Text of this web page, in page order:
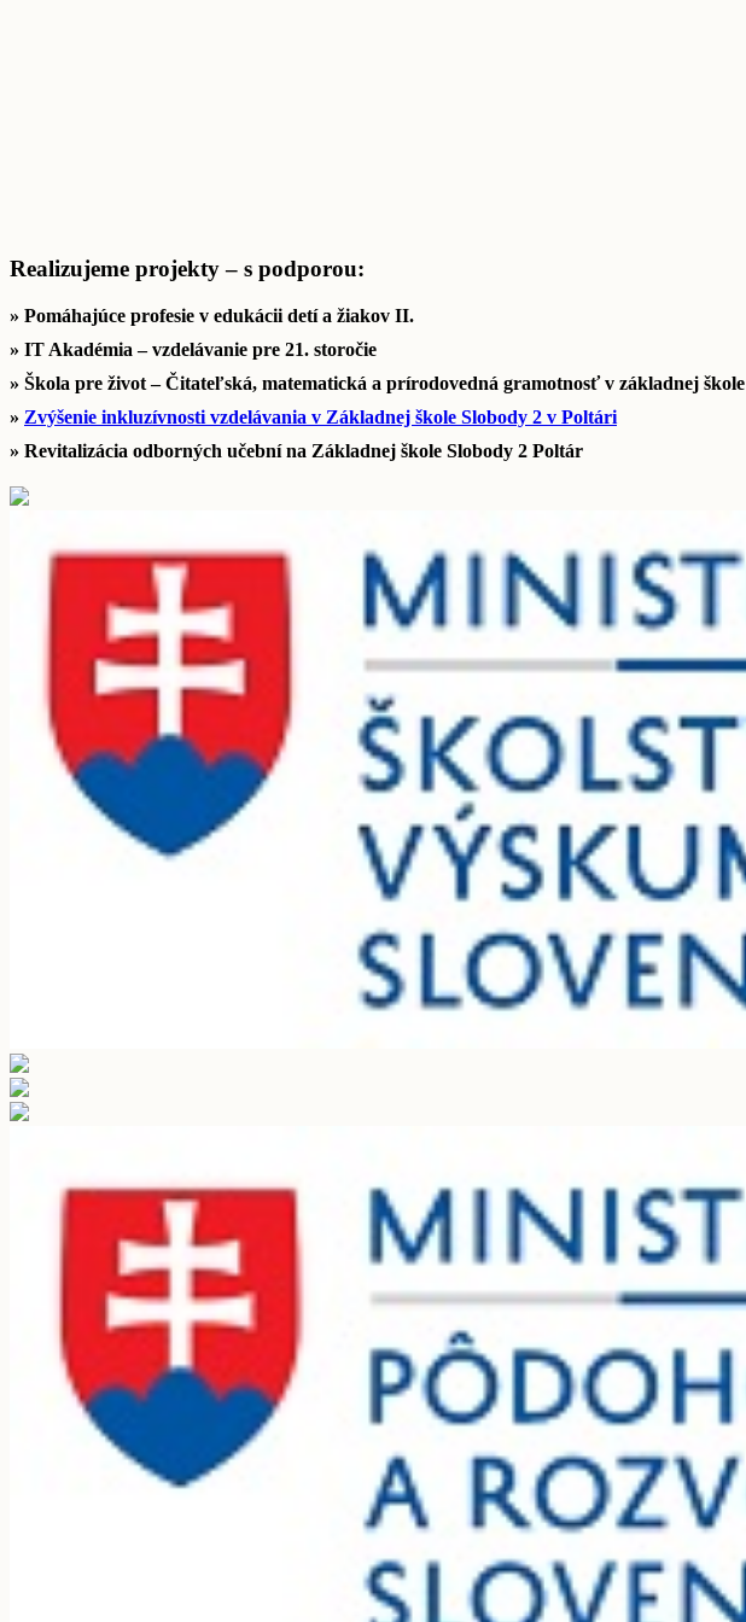
Realizujeme projekty – s podporou:
» Pomáhajúce profesie v edukácii detí a žiakov II.
» IT Akadémia – vzdelávanie pre 21. storočie
» Škola pre život – Čitateľská, matematická a prírodovedná gramotnosť v základnej škole
» Zvýšenie inkluzívnosti vzdelávania v Základnej škole Slobody 2 v Poltári
» Revitalizácia odborných učební na Základnej škole Slobody 2 Poltár